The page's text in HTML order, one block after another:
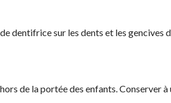
sur les dents et les gencives
de la portée des enfants. Conserver